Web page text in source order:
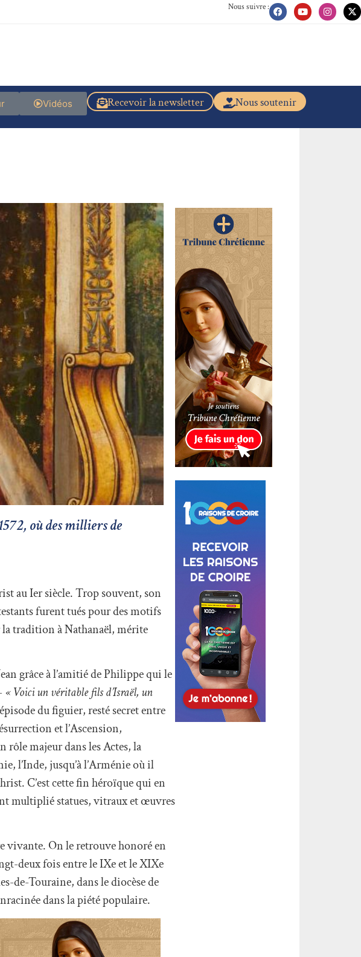
Nous suivre :
Nous soutenir
Recevoir la newsletter
Vidéos
où des milliers de
au Ier siècle. Trop souvent, son
furent tués pour des motifs
tradition à Nathanaël, mérite
grâce à l’amitié de Philippe qui le
« Voici un véritable fils d’Israël, un
du figuier, resté secret entre
et l’Ascension,
rôle majeur dans les Actes, la
l’Inde, jusqu’à l’Arménie où il
C’est cette fin héroïque qui en
multiplié statues, vitraux et œuvres
vivante. On le retrouve honoré en
deux fois entre le IXe et le XIXe
de-Touraine, dans le diocèse de
dans la piété populaire.